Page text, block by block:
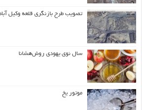
تصویب طرح بازنگری قلعه وکیل
سال نوی یهودی روش‌هشانا
موتور یخ